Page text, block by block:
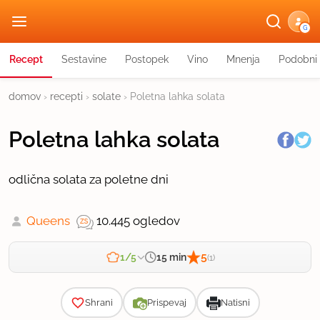
G
Recept Sestavine Postopek Vino Mnenja
domov › recepti › solate › Poletna lahka solata
Poletna lahka solata
odlična solata za poletne dni
Queens 10.445 ogledov
1/5 15 min 5(1)
Shrani Prispevaj Natisni